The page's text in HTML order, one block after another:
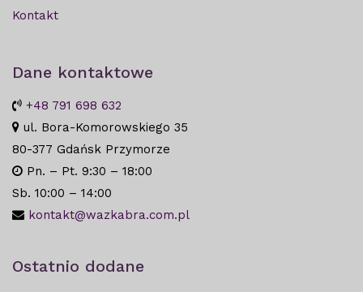
Kontakt
Dane kontaktowe
+48 791 698 632
ul. Bora-Komorowskiego 35
80-377 Gdańsk Przymorze
Pn. – Pt. 9:30 – 18:00
Sb. 10:00 – 14:00
kontakt@wazkabra.com.pl
Ostatnio dodane